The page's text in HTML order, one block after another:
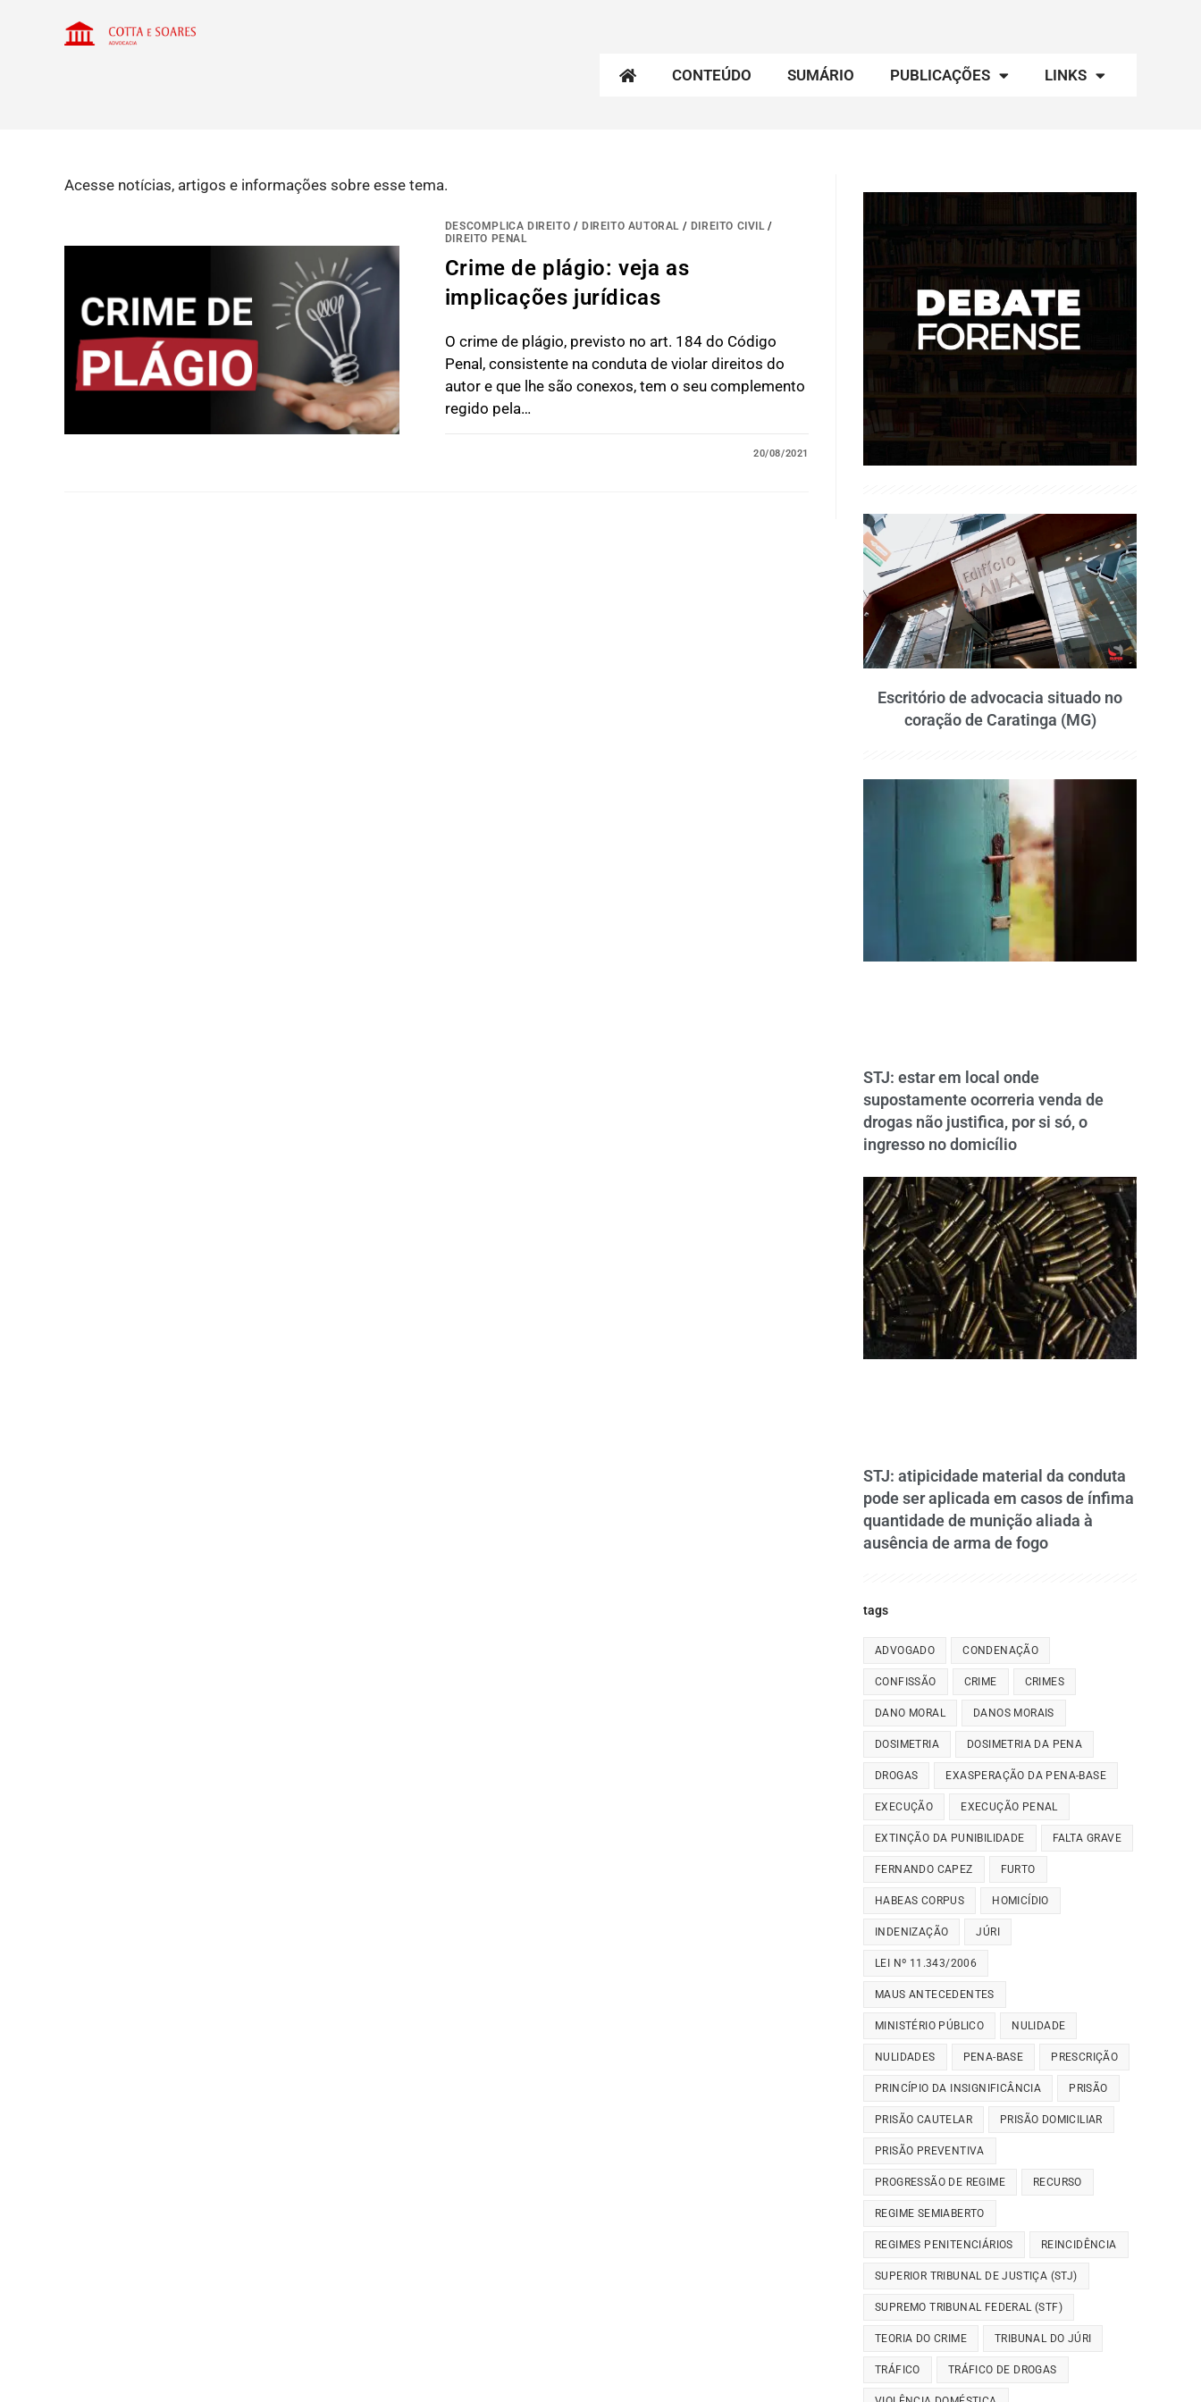
CONTEÚDO SUMÁRIO PUBLICAÇÕES LINKS
Acesse notícias, artigos e informações sobre esse tema.
DESCOMPLICA DIREITO / DIREITO AUTORAL / DIREITO CIVIL/
DIREITO PENAL
Crime de plágio: veja as
implicações jurídicas
O crime de plágio, previsto no art. 184 do Código
Penal, consistente na conduta de violar direitos do
autor e que lhe são conexos, tem o seu complemento
regido pela…
20/08/2021
Escritório de advocacia situado no
coração de Caratinga (MG)
STJ: estar em local onde
supostamente ocorreria venda de
drogas não justifica, por si só, o
ingresso no domicílio
STJ: atipicidade material da conduta
pode ser aplicada em casos de ínfima
quantidade de munição aliada à
ausência de arma de fogo
tags
ADVOGADO CONDENAÇÃO
CONFISSÃO CRIME CRIMES
DANO MORAL DANOS MORAIS
DOSIMETRIA DOSIMETRIA DA PENA
DROGAS EXASPERAÇÃO DA PENA-BASE
EXECUÇÃO EXECUÇÃO PENAL
EXTINÇÃO DA PUNIBILIDADE FALTA GRAVE
FERNANDO CAPEZ FURTO
HABEAS CORPUS HOMICÍDIO
INDENIZAÇÃO JÚRI
LEI Nº 11.343/2006
MAUS ANTECEDENTES
MINISTÉRIO PÚBLICO NULIDADE
NULIDADES PENA-BASE PRESCRIÇÃO
PRINCÍPIO DA INSIGNIFICÂNCIA PRISÃO
PRISÃO CAUTELAR PRISÃO DOMICILIAR
PRISÃO PREVENTIVA
PROGRESSÃO DE REGIME RECURSO
REGIME SEMIABERTO
REGIMES PENITENCIÁRIOS REINCIDÊNCIA
SUPERIOR TRIBUNAL DE JUSTIÇA (STJ)
SUPREMO TRIBUNAL FEDERAL (STF)
TEORIA DO CRIME TRIBUNAL DO JÚRI
TRÁFICO TRÁFICO DE DROGAS